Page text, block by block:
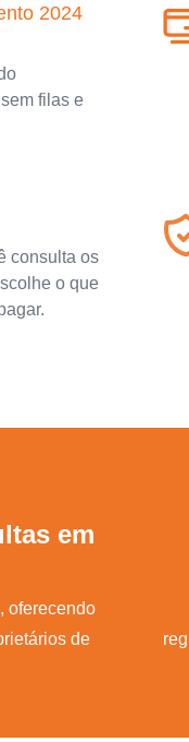
2024
filas e
consulta os
o que
em
oferecendo
de